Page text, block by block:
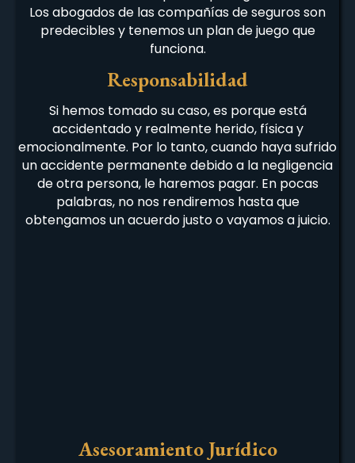
Los abogados de las compañías de seguros son
predecibles y tenemos un plan de juego que
funciona.
Responsabilidad
Si hemos tomado su caso, es porque está
accidentado y realmente herido, física y
emocionalmente. Por lo tanto, cuando haya sufrido
un accidente permanente debido a la negligencia
de otra persona, le haremos pagar. En pocas
palabras, no nos rendiremos hasta que
obtengamos un acuerdo justo o vayamos a juicio.
Asesoramiento Jurídico